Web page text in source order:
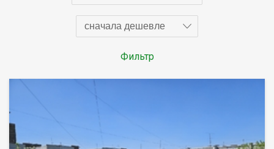
сначала дешевле
Фильтр